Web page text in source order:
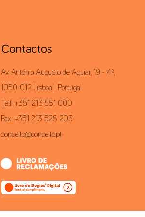
Contactos
Av. António Augusto de Aguiar, 19 - 4º,
1050-012 Lisboa | Portugal
Telf.: +351 213 581 000
Fax.: +351 213 528 203
conceito@conceito.pt